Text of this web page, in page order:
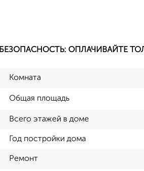
БЕЗОПАСНОСТЬ: ОПЛАЧИВАЙТЕ
Комната
Общая площадь
Всего этажей в доме
Год постройки дома
Ремонт